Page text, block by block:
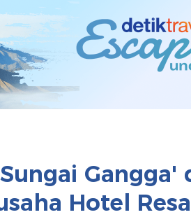
Gangga'
Hotel